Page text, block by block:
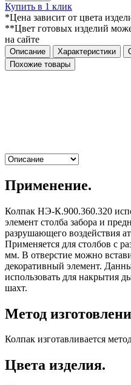
Купить в 1 клик
*Цена зависит от цвета
**Цвет готовых изделий
на сайте
Описание Характеристики
Похожие товары
Применение.
Колпак НЭ-К.900.360.320
элемент столба забора и
разрушающего воздействия
Применяется для столбов с
мм. В отверстие можно
декоративный элемент.
использовать для накрытия
шахт.
Метод
Колпак изготавливается
Цвета изделия.